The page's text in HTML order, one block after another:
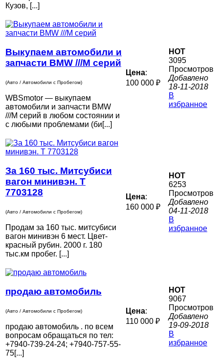
Кузов, [...]
Выкупаем автомобили и
запчасти BMW ///M серий
(Авто / Автомобили с Пробегом)
WBSmotor — выкупаем
автомобили и запчасти BMW
///M серий в любом состоянии и
с любыми проблемами (би[...]
Цена:
100 000 ₽
HOT
3095
Просмотров
Добавлено
18-11-2018
В
избранное
За 160 тыс. Митсубиси
вагон минивэн. Т
7703128
(Авто / Автомобили с Пробегом)
Продам за 160 тыс. митсубиси
вагон минивэн 6 мест. Цвет-
красный рубин. 2000 г. 180
тыс.км пробег. [...]
Цена:
160 000 ₽
HOT
6253
Просмотров
Добавлено
04-11-2018
В
избранное
продаю автомобиль
(Авто / Автомобили с Пробегом)
продаю автомобиль . по всем
вопросам обращаться по тел:
+7940-739-24-24; +7940-757-55-
75[...]
Цена:
110 000 ₽
HOT
9067
Просмотров
Добавлено
19-09-2018
В
избранное